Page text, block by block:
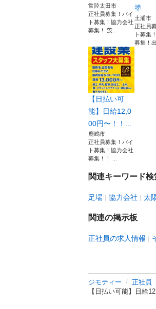
常陸太田市
正社員募集！バイ
ト募集！協力会社
募集！ 茨...
塗...
土浦市
正社員
ト募集
募集！
【日払い可
能】日給12,0
00円〜！！...
鹿嶋市
正社員募集！バイ
ト募集！協力会社
募集！！ ...
関連キーワード検
足場 協力会社 太
関連の掲示板
正社員の求人情報
ジモティー 正社員
【日払い可能】日給